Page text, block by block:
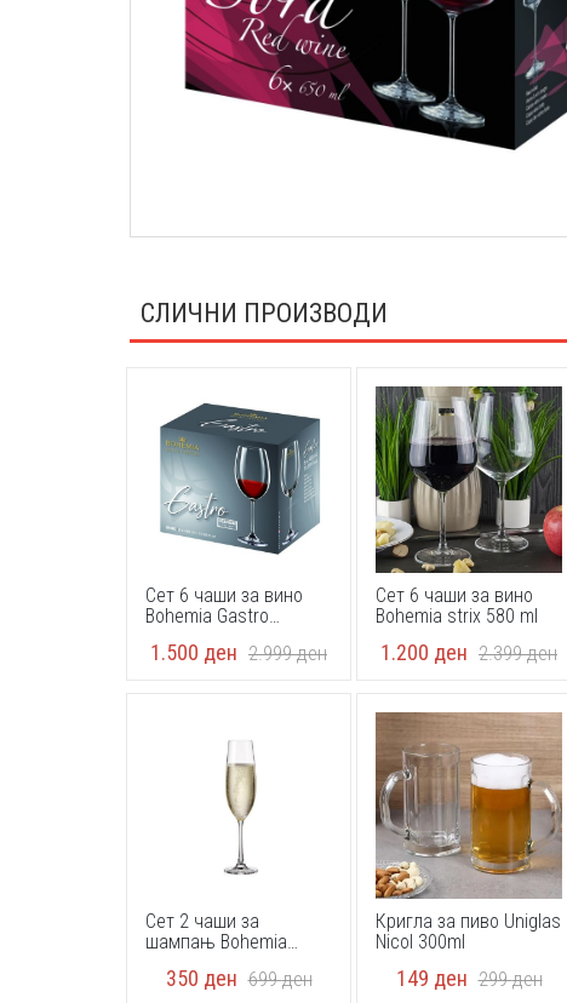
СЛИЧНИ ПРОИЗВОДИ
Сет 6 чаши за вино
Bohemia Gastro
1.500 ден 2.999ден
Сет 6 чаши за вино
Bohemia strix 580 ml
1.200 ден 2.399ден
Сет 2 чаши за
шампањ Bohemia
350 ден 699ден
Кригла за пиво Uniglas
Nicol 300ml
149 ден 299ден